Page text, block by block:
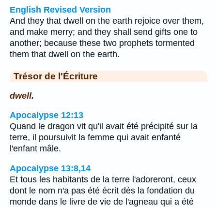
English Revised Version
And they that dwell on the earth rejoice over them,
and make merry; and they shall send gifts one to
another; because these two prophets tormented
them that dwell on the earth.
Trésor de l'Écriture
dwell.
Apocalypse 12:13
Quand le dragon vit qu'il avait été précipité sur la
terre, il poursuivit la femme qui avait enfanté
l'enfant mâle.
Apocalypse 13:8,14
Et tous les habitants de la terre l'adoreront, ceux
dont le nom n'a pas été écrit dès la fondation du
monde dans le livre de vie de l'agneau qui a été